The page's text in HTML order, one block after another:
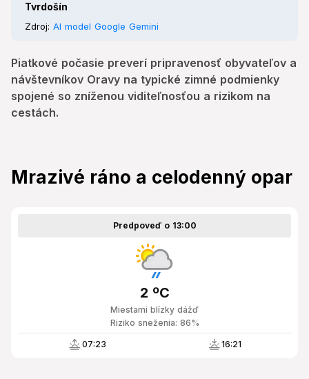
Tvrdošín
Zdroj: AI model Google Gemini
Piatkové počasie preverí pripravenosť obyvateľov a
návštevníkov Oravy na typické zimné podmienky
spojené so zníženou viditeľnosťou a rizikom na
cestách.
Mrazivé ráno a celodenný opar
Predpoveď o 13:00
Miestami blízky dážď
2 ºC
Riziko sneženia: 86%
07:23 16:21